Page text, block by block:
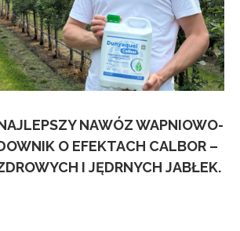
NAWÓZ WAPNIOWO-
O EFEKTACH CALBOR –
I JĘDRNYCH JABŁEK.